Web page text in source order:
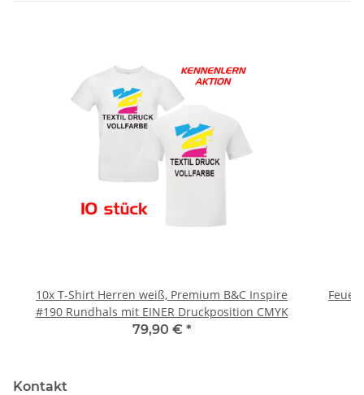
10x T-Shirt Herren weiß, Premium B&C Inspire
#190 Rundhals mit EINER Druckposition CMYK
79,90 € *
Kontakt